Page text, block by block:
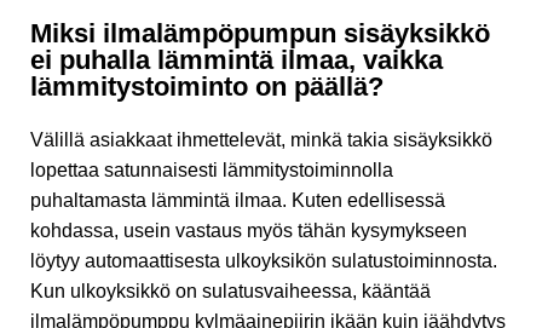
Miksi ilmalämpöpumpun sisäyksikkö
ei puhalla lämmintä ilmaa, vaikka
lämmitystoiminto on päällä?
Välillä asiakkaat ihmettelevät, minkä takia sisäyksikkö
lopettaa satunnaisesti lämmitystoiminnolla
puhaltamasta lämmintä ilmaa. Kuten edellisessä
kohdassa, usein vastaus myös tähän kysymykseen
löytyy automaattisesta ulkoyksikön sulatustoiminnosta.
Kun ulkoyksikkö on sulatusvaiheessa, kääntää
ilmalämpöpumppu kylmäainepiirin ikään kuin jäähdytys